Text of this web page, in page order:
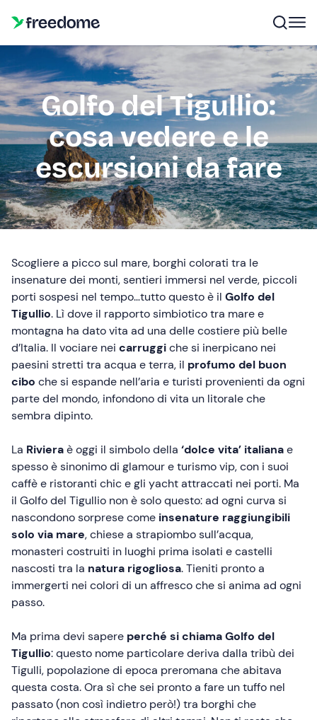
Golfo del Tigullio:
cosa vedere e le
escursioni da fare
Scogliere a picco sul mare, borghi colorati tra le
insenature dei monti, sentieri immersi nel verde, piccoli
porti sospesi nel tempo…tutto questo è il Golfo del
Tigullio. Lì dove il rapporto simbiotico tra mare e
montagna ha dato vita ad una delle costiere più belle
d’Italia. Il vociare nei carruggiche si inerpicano nei
paesini stretti tra acqua e terra, il profumo del buon
cibo che si espande nell’aria e turisti provenienti da ogni
parte del mondo, infondono di vita un litorale che
sembra dipinto.
La Rivieraè oggi il simbolo della ‘dolce vita’ italianae
spesso è sinonimo di glamour e turismo vip, con i suoi
caffè e ristoranti chic e gli yacht attraccati nei porti. Ma
il Golfo del Tigullio non è solo questo: ad ogni curva si
nascondono sorprese come insenature raggiungibili
solo via mare, chiese a strapiombo sull’acqua,
monasteri costruiti in luoghi prima isolati e castelli
nascosti tra la natura rigogliosa. Tieniti pronto a
immergerti nei colori di un affresco che si anima ad ogni
passo.
Ma prima devi sapere perché si chiama Golfo del
Tigullio: questo nome particolare deriva dalla tribù dei
Tigulli, popolazione di epoca preromana che abitava
questa costa. Ora sì che sei pronto a fare un tuffo nel
passato (non così indietro però!) tra borghi che